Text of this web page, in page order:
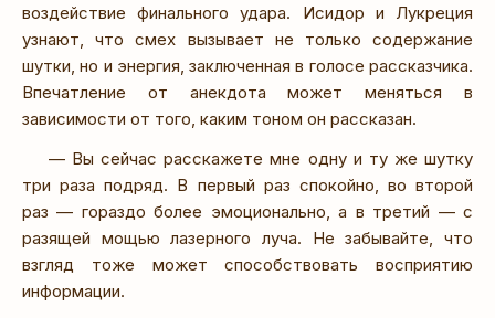
воздействие финального удара. Исидор и Лукреция
узнают, что смех вызывает не только содержание
шутки, но и энергия, заключенная в голосе рассказчика.
Впечатление от анекдота может меняться в
зависимости от того, каким тоном он рассказан.
— Вы сейчас расскажете мне одну и ту же шутку
три раза подряд. В первый раз спокойно, во второй
раз — гораздо более эмоционально, а в третий — с
разящей мощью лазерного луча. Не забывайте, что
взгляд тоже может способствовать восприятию
информации.